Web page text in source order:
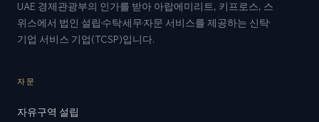
UAE 경제관광부의 인가를 받아 아랍에미리트, 키프로스, 스
위스에서 법인 설립·수탁·세무·자문 서비스를 제공하는 신탁·
기업 서비스 기업(TCSP)입니다.
자문
자유구역 설립